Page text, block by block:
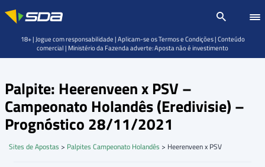
Palpite: Heerenveen x PSV –
Campeonato Holandês (Eredivisie) –
Prognóstico 28/11/2021
Sites de Apostas > Palpites Campeonato Holandês > Heerenveen x PSV
18+ | Jogue com responsabilidade | Aplicam-se os Termos e Condições | Conteúdo
comercial | Ministério da Fazenda adverte: Aposta não é investimento